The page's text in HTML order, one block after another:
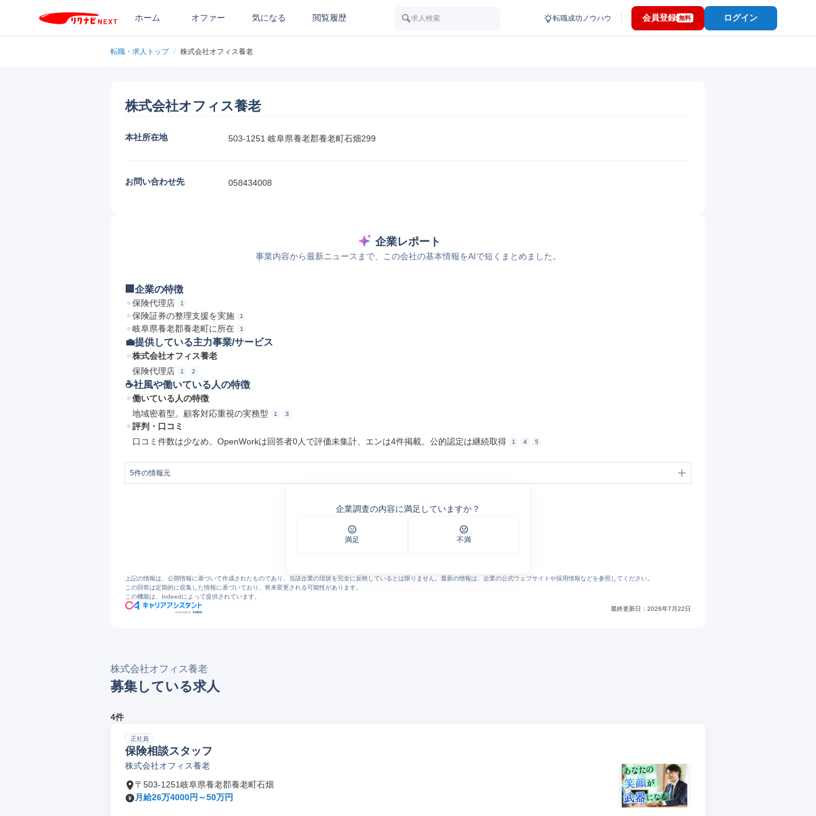
ホーム オファー 気になる 閲覧履歴 求人検索 転職成功ノウハウ 会員登録 無料 ログイン
転職・求人トップ / 株式会社オフィス養老
株式会社オフィス養老
本社所在地 503-1251 岐阜県養老郡養老町石畑299
お問い合わせ先 058434008
企業レポート
事業内容から最新ニュースまで、この会社の基本情報をAIで短くまとめました。
🏢企業の特徴
保険代理店 1
保険証券の整理支援を実施 1
岐阜県養老郡養老町に所在 1
💼提供している主力事業/サービス
株式会社オフィス養老
保険代理店
1 2
☕️社風や働いている人の特徴
働いている人の特徴
地域密着型。顧客対応重視の実務型
1 3
評判・口コミ
口コミ件数は少なめ。OpenWorkは回答者0人で評価未集計、エンは4件掲載。公的認定は継続取得
1 4 5
5件の情報元
企業調査の内容に満足していますか？
満足 不満
上記の情報は、公開情報に基づいて作成されたものであり、当該企業の現状を完全に反映しているとは限りません。最新の情報は、企業の公式ウェブサイトや採用情報などを参照してください。
この回答は定期的に収集した情報に基づいており、将来変更される可能性があります。
この機能は、Indeedによって提供されています。
最終更新日： 2026年7月22日
株式会社オフィス養老
募集している求人
4件
正社員
保険相談スタッフ
株式会社オフィス養老
〒503-1251岐阜県養老郡養老町石畑
月給26万4000円～50万円